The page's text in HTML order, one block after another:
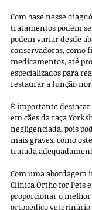
Com base nesse
tratamentos podem
podem variar desde
conservadoras, como
medicamentos, até
especializados para
restaurar a função
É importante destacar
em cães da raça
negligenciada, pois
mais graves, como
tratada
Com uma abordagem
Clínica Ortho for Pets
proporcionar o
ortopédico veterinário